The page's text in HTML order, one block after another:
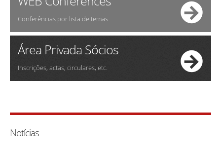
Conferências por lista de temas
Área Privada Sócios
Inscrições, actas, circulares, etc.
Notícias